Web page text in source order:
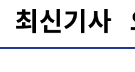
최신기사